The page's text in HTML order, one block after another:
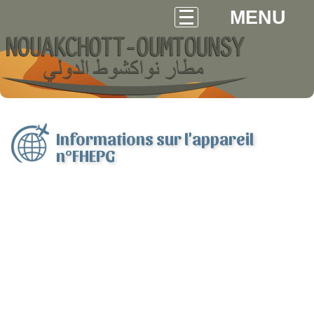
MENU
Informations sur l'appareil
n°FHEPG